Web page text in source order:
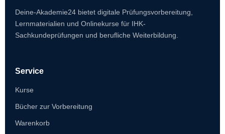
Deine-Akademie24 bietet digitale Prüfungsvorbereitung,
Lernmaterialien und Onlinekurse für IHK-
Sachkundeprüfungen und berufliche Weiterbildung.
Service
Kurse
Bücher zur Vorbereitung
Warenkorb